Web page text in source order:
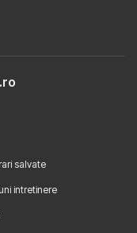
salvate
intretinere